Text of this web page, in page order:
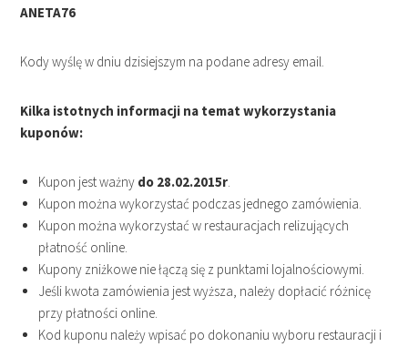
ANETA76
Kody wyślę w dniu dzisiejszym na podane adresy email.
Kilka istotnych informacji na temat wykorzystania
kuponów:
Kupon jest ważny do 28.02.2015r.
Kupon można wykorzystać podczas jednego zamówienia.
Kupon można wykorzystać w restauracjach relizujących
płatność online.
Kupony zniżkowe nie łączą się z punktami lojalnościowymi.
Jeśli kwota zamówienia jest wyższa, należy dopłacić różnicę
przy płatności online.
Kod kuponu należy wpisać po dokonaniu wyboru restauracji i